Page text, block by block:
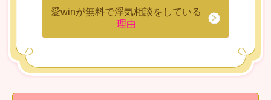
愛winが無料で浮気相談をしている
理由